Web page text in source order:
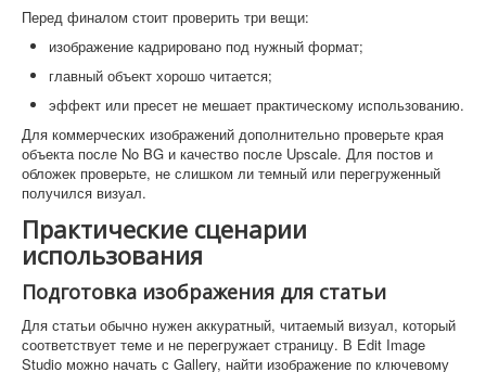
Перед финалом стоит проверить три вещи:
изображение кадрировано под нужный формат;
главный объект хорошо читается;
эффект или пресет не мешает практическому использованию.
Для коммерческих изображений дополнительно проверьте края
объекта после No BG и качество после Upscale. Для постов и
обложек проверьте, не слишком ли темный или перегруженный
получился визуал.
Практические сценарии
использования
Подготовка изображения для статьи
Для статьи обычно нужен аккуратный, читаемый визуал, который
соответствует теме и не перегружает страницу. В Edit Image
Studio можно начать с Gallery, найти изображение по ключевому